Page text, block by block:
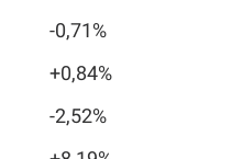
-0,71%
+0,84%
-2,52%